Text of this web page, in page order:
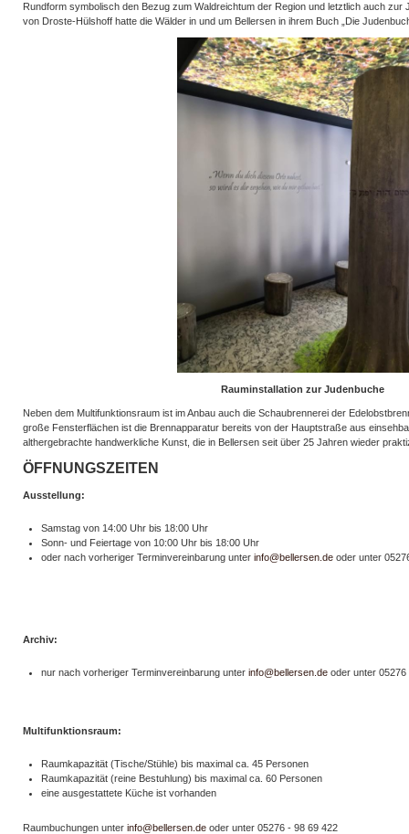
Rundform symbolisch den Bezug zum Waldreichtum der Region und letztlich auch zur
von Droste-Hülshoff hatte die Wälder in und um Bellersen in ihrem Buch „Die
Rauminstallation zur Judenbuche
Neben dem Multifunktionsraum ist im Anbau auch die Schaubrennerei der
große Fensterflächen ist die Brennapparatur bereits von der Hauptstraße aus
althergebrachte handwerkliche Kunst, die in Bellersen seit über 25 Jahren wieder
ÖFFNUNGSZEITEN
Ausstellung:
Samstag von 14:00 Uhr bis 18:00 Uhr
Sonn- und Feiertage von 10:00 Uhr bis 18:00 Uhr
oder nach vorheriger Terminvereinbarung unter info@bellersen.de oder unter
Archiv:
nur nach vorheriger Terminvereinbarung unter info@bellersen.de oder unter 05276
Multifunktionsraum:
Raumkapazität (Tische/Stühle) bis maximal ca. 45 Personen
Raumkapazität (reine Bestuhlung) bis maximal ca. 60 Personen
eine ausgestattete Küche ist vorhanden
Raumbuchungen unter info@bellersen.de oder unter 05276 - 98 69 422